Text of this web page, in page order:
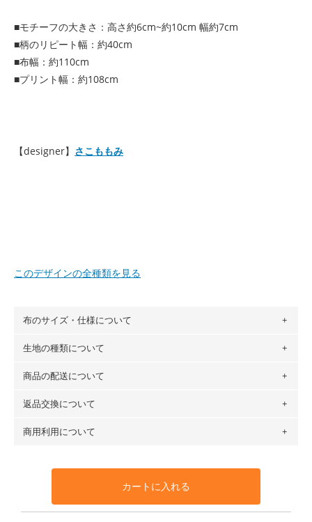
■モチーフの大きさ：高さ約6cm~約10cm 幅約7cm
■柄のリピート幅：約40cm
■布幅：約110cm
■プリント幅：約108cm
【designer】 さこももみ
このデザインの全種類を見る
布のサイズ・仕様について
布の長さは50cm単位での販売になります。
場合 → 購入数量「7」
生地の種類について
・現在、すべてのデザインのプリントに使用している生地は
ットン（ダブルガーゼ）・100％コットン（ローン）・コッ
トンリネン（ビエラ織）・100％コットン（ツイル）・
100％コットン（キャンバス・11号帆布）です。
生地見本サンプル（無料）を購入する
商品の配送について
・ネコポスでの配送は、布は2mまで型紙は2個までとなりま
も送料の表示が600円となり宅急便での配送となります。
となります。
※万が一、検品時に不備が見つかった場合は、4～5営業日後
※土日祝は営業日に含まれません。
返品交換について
・布はご注文後に注文数量のみをプリントするため、
購入後
や用尺をお間違えのないようお願いします。思っていた色味
と違う、などの理由での返品は承れません。予めご了承くだ
商用利用について
利用いただけます。「nunocoto fabric使用」といった記載
も不要です。（製品化した際に起こる全ての問題、クレーム
カートに入れる